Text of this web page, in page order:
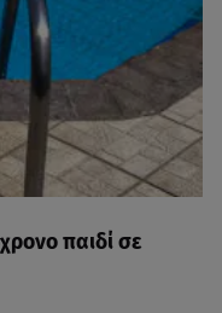
παιδί σε